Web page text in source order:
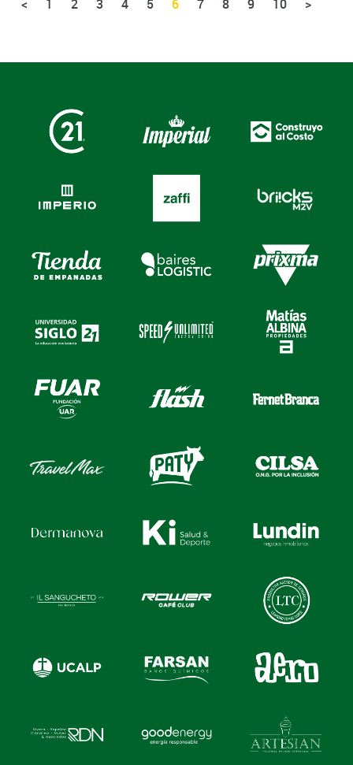
< 1 2 3 4 5 6 7 8 9 10 >